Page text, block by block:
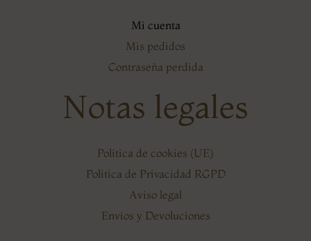
Mi cuenta
Mis pedidos
Contraseña perdida
Notas legales
Política de cookies (UE)
Política de Privacidad RGPD
Aviso legal
Envíos y Devoluciones